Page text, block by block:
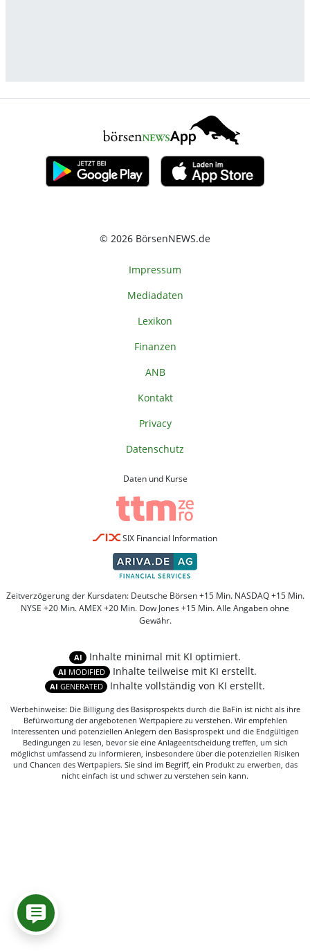
© 2026 BörsenNEWS.de
Impressum
Mediadaten
Lexikon
Finanzen
ANB
Kontakt
Privacy
Datenschutz
Daten und Kurse
SIX Financial Information
Zeitverzögerung der Kursdaten: Deutsche Börsen +15 Min. NASDAQ +15 Min.
NYSE +20 Min. AMEX +20 Min. Dow Jones +15 Min. Alle Angaben ohne
Gewähr.
AI Inhalte minimal mit KI optimiert.
AI MODIFIED Inhalte teilweise mit KI erstellt.
AI GENERATED Inhalte vollständig von KI erstellt.
Werbehinweise: Die Billigung des Basisprospekts durch die BaFin ist nicht als ihre
Befürwortung der angebotenen Wertpapiere zu verstehen. Wir empfehlen
Interessenten und potenziellen Anlegern den Basisprospekt und die Endgültigen
Bedingungen zu lesen, bevor sie eine Anlageentscheidung treffen, um sich
möglichst umfassend zu informieren, insbesondere über die potenziellen Risiken
und Chancen des Wertpapiers. Sie sind im Begriff, ein Produkt zu erwerben, das
nicht einfach ist und schwer zu verstehen sein kann.